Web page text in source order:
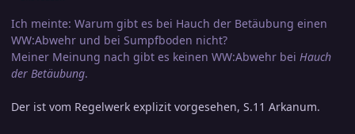
Ich meinte: Warum gibt es bei Hauch der Betäubung einen
WW:Abwehr und bei Sumpfboden nicht?
Meiner Meinung nach gibt es keinen WW:Abwehr bei Hauch
der Betäubung.
Der ist vom Regelwerk explizit vorgesehen, S.11 Arkanum.